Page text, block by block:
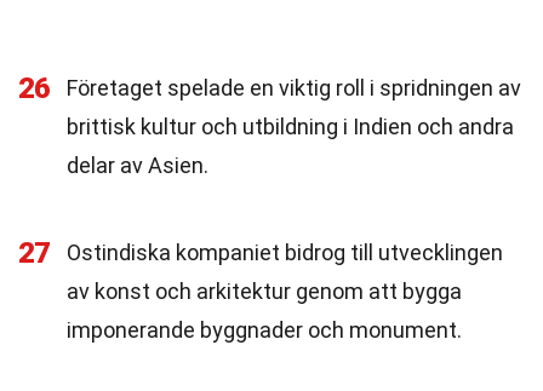
26
Företaget spelade en viktig roll i spridningen av
brittisk kultur och utbildning i Indien och andra
delar av Asien.
27
Ostindiska kompaniet bidrog till utvecklingen
av konst och arkitektur genom att bygga
imponerande byggnader och monument.